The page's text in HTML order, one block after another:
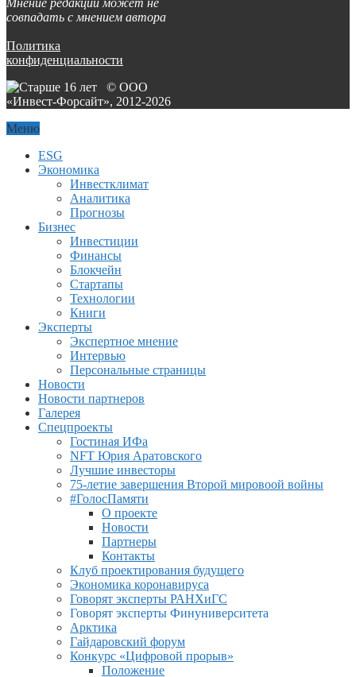
Мнение редакции может не
совпадать с мнением автора
Политика
конфиденциальности
© ООО
«Инвест-Форсайт», 2012-2026
Меню
ESG
Экономика
Инвестклимат
Аналитика
Прогнозы
Бизнес
Инвестиции
Финансы
Блокчейн
Стартапы
Технологии
Книги
Эксперты
Экспертное мнение
Интервью
Персональные страницы
Новости
Новости партнеров
Галерея
Спецпроекты
Гостиная ИФа
NFT Юрия Аратовского
Лучшие инвесторы
75-летие завершения Второй мировоой войны
#ГолосПамяти
О проекте
Новости
Партнеры
Контакты
Клуб проектирования будущего
Экономика коронавируса
Говорят эксперты РАНХиГС
Говорят эксперты Финуниверситета
Арктика
Гайдаровский форум
Конкурс «Цифровой прорыв»
Положение